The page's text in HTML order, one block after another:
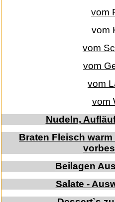
vom
vom
vom
vom
vom
vom
Nudeln,
Braten Fleisch
Beilagen
Salate -